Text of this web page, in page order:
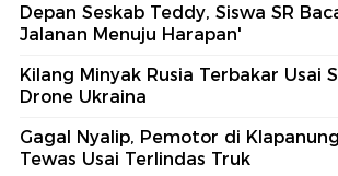
Depan Seskab Teddy, Siswa SR
Jalanan Menuju Harapan'
Kilang Minyak Rusia Terbakar Usai
Drone Ukraina
Gagal Nyalip, Pemotor di
Tewas Usai Terlindas Truk